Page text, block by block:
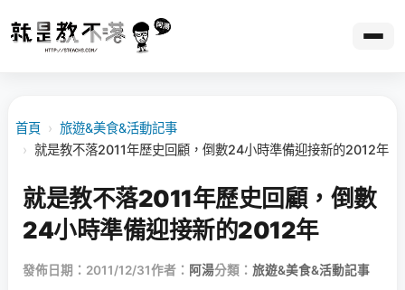
首頁 › 旅遊&美食&活動記事
› 就是教不落2011年歷史回顧，倒數24小時準備迎接新的2012年
就是教不落2011年歷史回顧，倒數
24小時準備迎接新的2012年
發佈日期：2011/12/31作者： 阿湯分類： 旅遊&美食&活動記事